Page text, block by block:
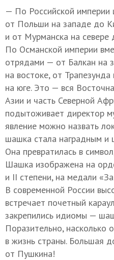
— По Российской империи
от Польши на западе до
и от Мурманска на севере
По Османской империи
отрядами — от Балкан на
на востоке, от
на юге. Это — вся
Азии и часть Северной
подытоживает директор
явление можно назвать
шашка стала наградным и
Она превратилась в
Шашка изображена на
и II степени, на медали
В современной России
встречает почетный
закрепились идиомы —
Поразительно, насколько
в жизнь страны. Большая
от Пушкина!